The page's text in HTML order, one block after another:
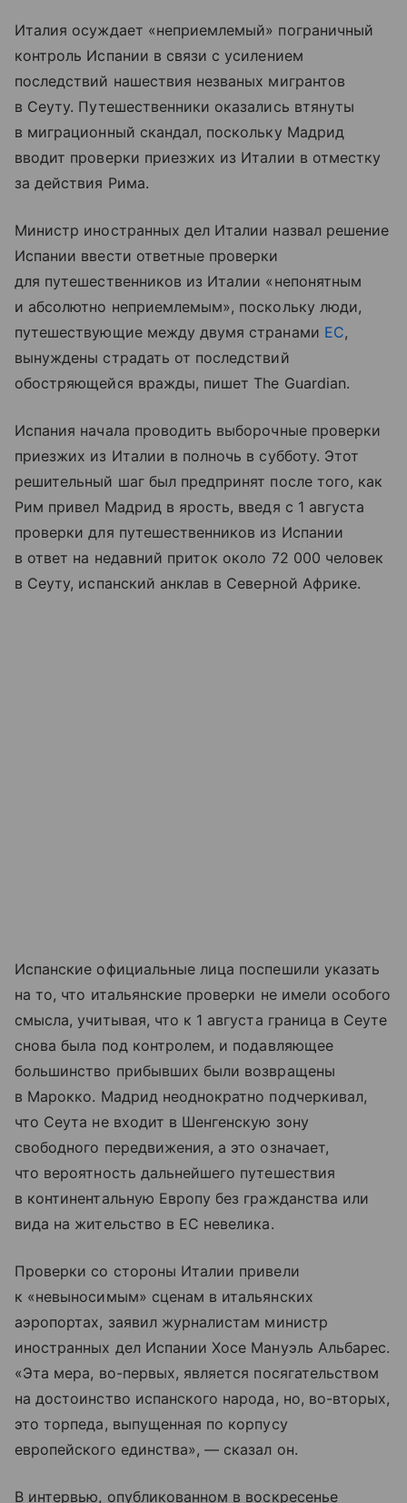
Италия осуждает «неприемлемый» пограничный
контроль Испании в связи с усилением
последствий нашествия незваных мигрантов
в Сеуту. Путешественники оказались втянуты
в миграционный скандал, поскольку Мадрид
вводит проверки приезжих из Италии в отместку
за действия Рима.
Министр иностранных дел Италии назвал решение
Испании ввести ответные проверки
для путешественников из Италии «непонятным
и абсолютно неприемлемым», поскольку люди,
путешествующие между двумя странами ЕС,
вынуждены страдать от последствий
обостряющейся вражды, пишет The Guardian.
Испания начала проводить выборочные проверки
приезжих из Италии в полночь в субботу. Этот
решительный шаг был предпринят после того, как
Рим привел Мадрид в ярость, введя с 1 августа
проверки для путешественников из Испании
в ответ на недавний приток около 72 000 человек
в Сеуту, испанский анклав в Северной Африке.
Испанские официальные лица поспешили указать
на то, что итальянские проверки не имели особого
смысла, учитывая, что к 1 августа граница в Сеуте
снова была под контролем, и подавляющее
большинство прибывших были возвращены
в Марокко. Мадрид неоднократно подчеркивал,
что Сеута не входит в Шенгенскую зону
свободного передвижения, а это означает,
что вероятность дальнейшего путешествия
в континентальную Европу без гражданства или
вида на жительство в ЕС невелика.
Проверки со стороны Италии привели
к «невыносимым» сценам в итальянских
аэропортах, заявил журналистам министр
иностранных дел Испании Хосе Мануэль Альбарес.
«Эта мера, во-первых, является посягательством
на достоинство испанского народа, но, во-вторых,
это торпеда, выпущенная по корпусу
европейского единства», — сказал он.
В интервью, опубликованном в воскресенье